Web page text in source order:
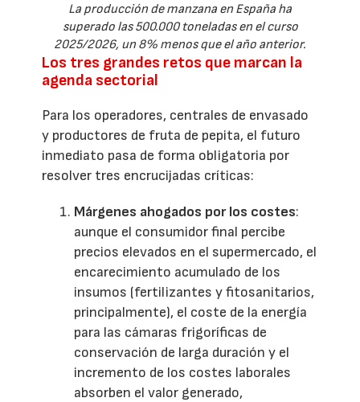
La producción de manzana en España ha
superado las 500.000 toneladas en el curso
2025/2026, un 8% menos que el año anterior.
Los tres grandes retos que marcan la
agenda sectorial
Para los operadores, centrales de envasado
y productores de fruta de pepita, el futuro
inmediato pasa de forma obligatoria por
resolver tres encrucijadas críticas:
Márgenes ahogados por los costes:
aunque el consumidor final percibe
precios elevados en el supermercado, el
encarecimiento acumulado de los
insumos (fertilizantes y fitosanitarios,
principalmente), el coste de la energía
para las cámaras frigoríficas de
conservación de larga duración y el
incremento de los costes laborales
absorben el valor generado,